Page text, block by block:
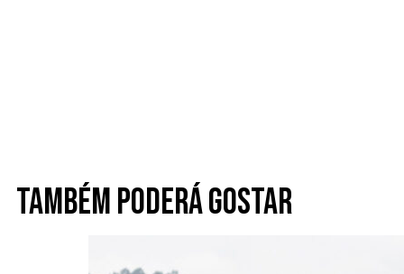
Também poderá gostar